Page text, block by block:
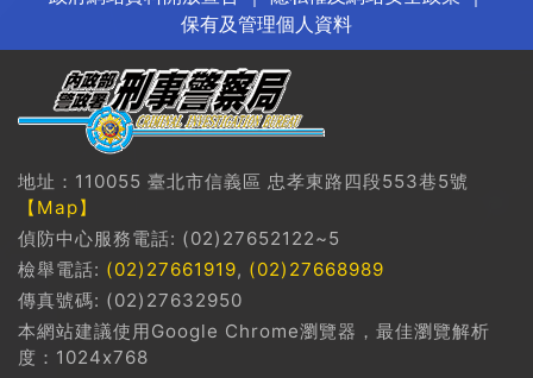
保有及管理個人資料
地址：110055 臺北市信義區 忠孝東路四段553巷5號
【Map】
偵防中心服務電話: (02)27652122~5
檢舉電話: (02)27661919, (02)27668989
傳真號碼: (02)27632950
本網站建議使用Google Chrome瀏覽器，最佳瀏覽解析
度：1024x768